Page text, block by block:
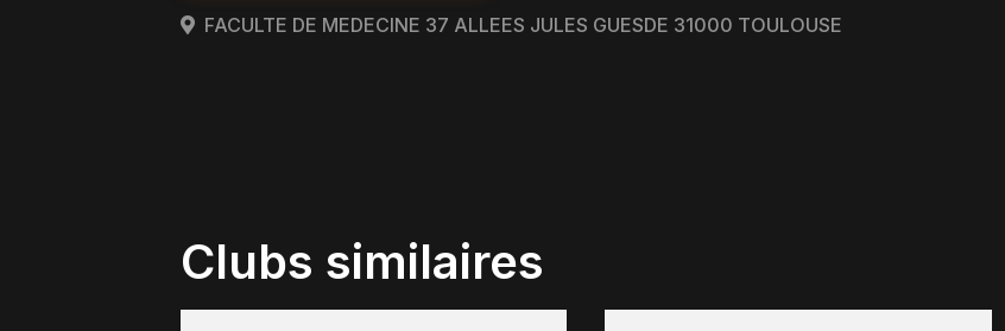
FACULTE DE MEDECINE 37 ALLEES JULES GUESDE 31000 TOULOUSE
Clubs similaires